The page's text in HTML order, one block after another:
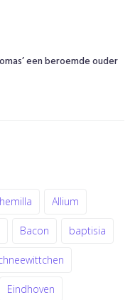
een beroemde ouder
Allium
Bacon baptisia
Eindhoven